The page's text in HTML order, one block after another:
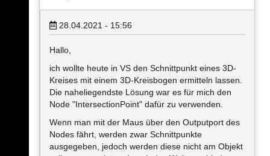
28.04.2021 - 15:56
Hallo,
ich wollte heute in VS den Schnittpunkt eines 3D-
Kreises mit einem 3D-Kreisbogen ermitteln lassen.
Die naheliegendste Lösung war es für mich den
Node "IntersectionPoint" dafür zu verwenden.
Wenn man mit der Maus über den Outputport des
Nodes fährt, werden zwar Schnittpunkte
ausgegeben, jedoch werden diese nicht am Objekt